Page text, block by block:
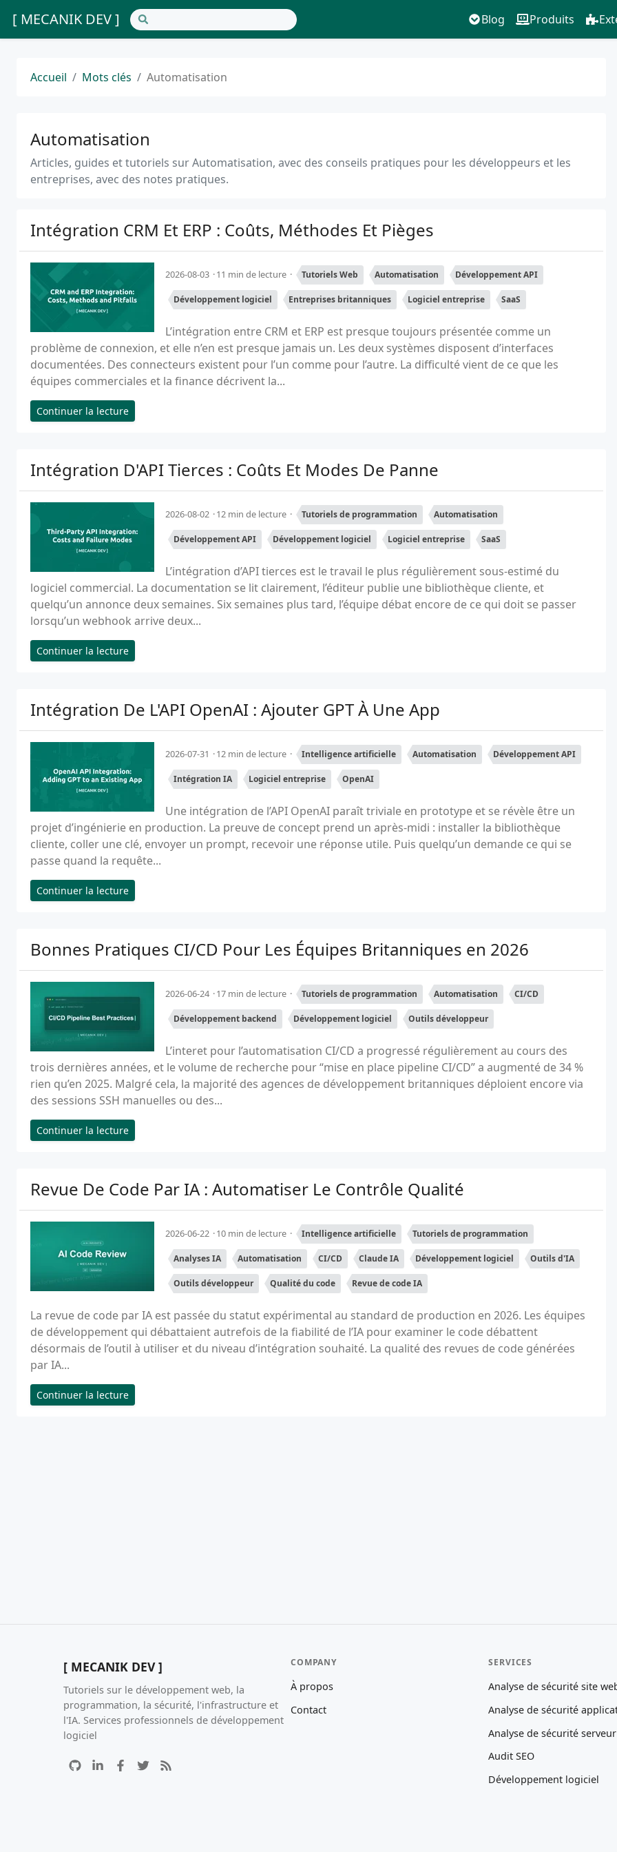
[ MECANIK DEV ] Blog Produits
Accueil Mots clés Automatisation
Automatisation
Articles, guides et tutoriels sur Automatisation, avec des conseils pratiques pour les développeurs et les
entreprises, avec des notes pratiques.
Intégration CRM Et ERP : Coûts, Méthodes Et Pièges
2026-08-03 11 min de lecture Tutoriels Web Automatisation Développement API
Développement logiciel Entreprises britanniques Logiciel entreprise SaaS
L’intégration entre CRM et ERP est presque toujours présentée comme un
problème de connexion, et elle n’en est presque jamais un. Les deux systèmes disposent d’interfaces
documentées. Des connecteurs existent pour l’un comme pour l’autre. La difficulté vient de ce que les
équipes commerciales et la finance décrivent la...
Continuer la lecture
Intégration D'API Tierces : Coûts Et Modes De Panne
2026-08-02 12 min de lecture Tutoriels de programmation Automatisation
Développement API Développement logiciel Logiciel entreprise SaaS
L’intégration d’API tierces est le travail le plus régulièrement sous-estimé du
logiciel commercial. La documentation se lit clairement, l’éditeur publie une bibliothèque cliente, et
quelqu’un annonce deux semaines. Six semaines plus tard, l’équipe débat encore de ce qui doit se passer
lorsqu’un webhook arrive deux...
Continuer la lecture
Intégration De L'API OpenAI : Ajouter GPT À Une App
2026-07-31 12 min de lecture Intelligence artificielle Automatisation Développement API
Intégration IA Logiciel entreprise OpenAI
Une intégration de l’API OpenAI paraît triviale en prototype et se révèle être un
projet d’ingénierie en production. La preuve de concept prend un après-midi : installer la bibliothèque
cliente, coller une clé, envoyer un prompt, recevoir une réponse utile. Puis quelqu’un demande ce qui se
passe quand la requête...
Continuer la lecture
Bonnes Pratiques CI/CD Pour Les Équipes Britanniques en 2026
2026-06-24 17 min de lecture Tutoriels de programmation Automatisation CI/CD
Développement backend Développement logiciel Outils développeur
L’interet pour l’automatisation CI/CD a progressé régulièrement au cours des
trois dernières années, et le volume de recherche pour “mise en place pipeline CI/CD” a augmenté de 34 %
rien qu’en 2025. Malgré cela, la majorité des agences de développement britanniques déploient encore via
des sessions SSH manuelles ou des...
Continuer la lecture
Revue De Code Par IA : Automatiser Le Contrôle Qualité
2026-06-22 10 min de lecture Intelligence artificielle Tutoriels de programmation
Analyses IA Automatisation CI/CD Claude IA Développement logiciel Outils d'IA
Outils développeur Qualité du code Revue de code IA
La revue de code par IA est passée du statut expérimental au standard de production en 2026. Les équipes
de développement qui débattaient autrefois de la fiabilité de l’IA pour examiner le code débattent
désormais de l’outil à utiliser et du niveau d’intégration souhaité. La qualité des revues de code générées
par IA...
Continuer la lecture
[ MECANIK DEV ]
Tutoriels sur le développement web, la
programmation, la sécurité, l'infrastructure et
l'IA. Services professionnels de développement
logiciel
COMPANY
À propos
Contact
SERVICES
Analyse de sécurité site
Analyse de sécurité
Analyse de sécurité serveur
Audit SEO
Développement logiciel